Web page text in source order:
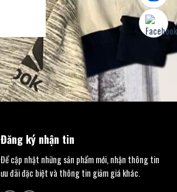
Đăng ký nhận tin
Để cập nhật những sản phẩm mới, nhận thông tin
ưu đãi đặc biệt và thông tin giảm giá khác.